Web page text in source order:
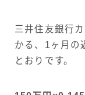
三井住友銀行
かる、1ヶ月の
とおりです。